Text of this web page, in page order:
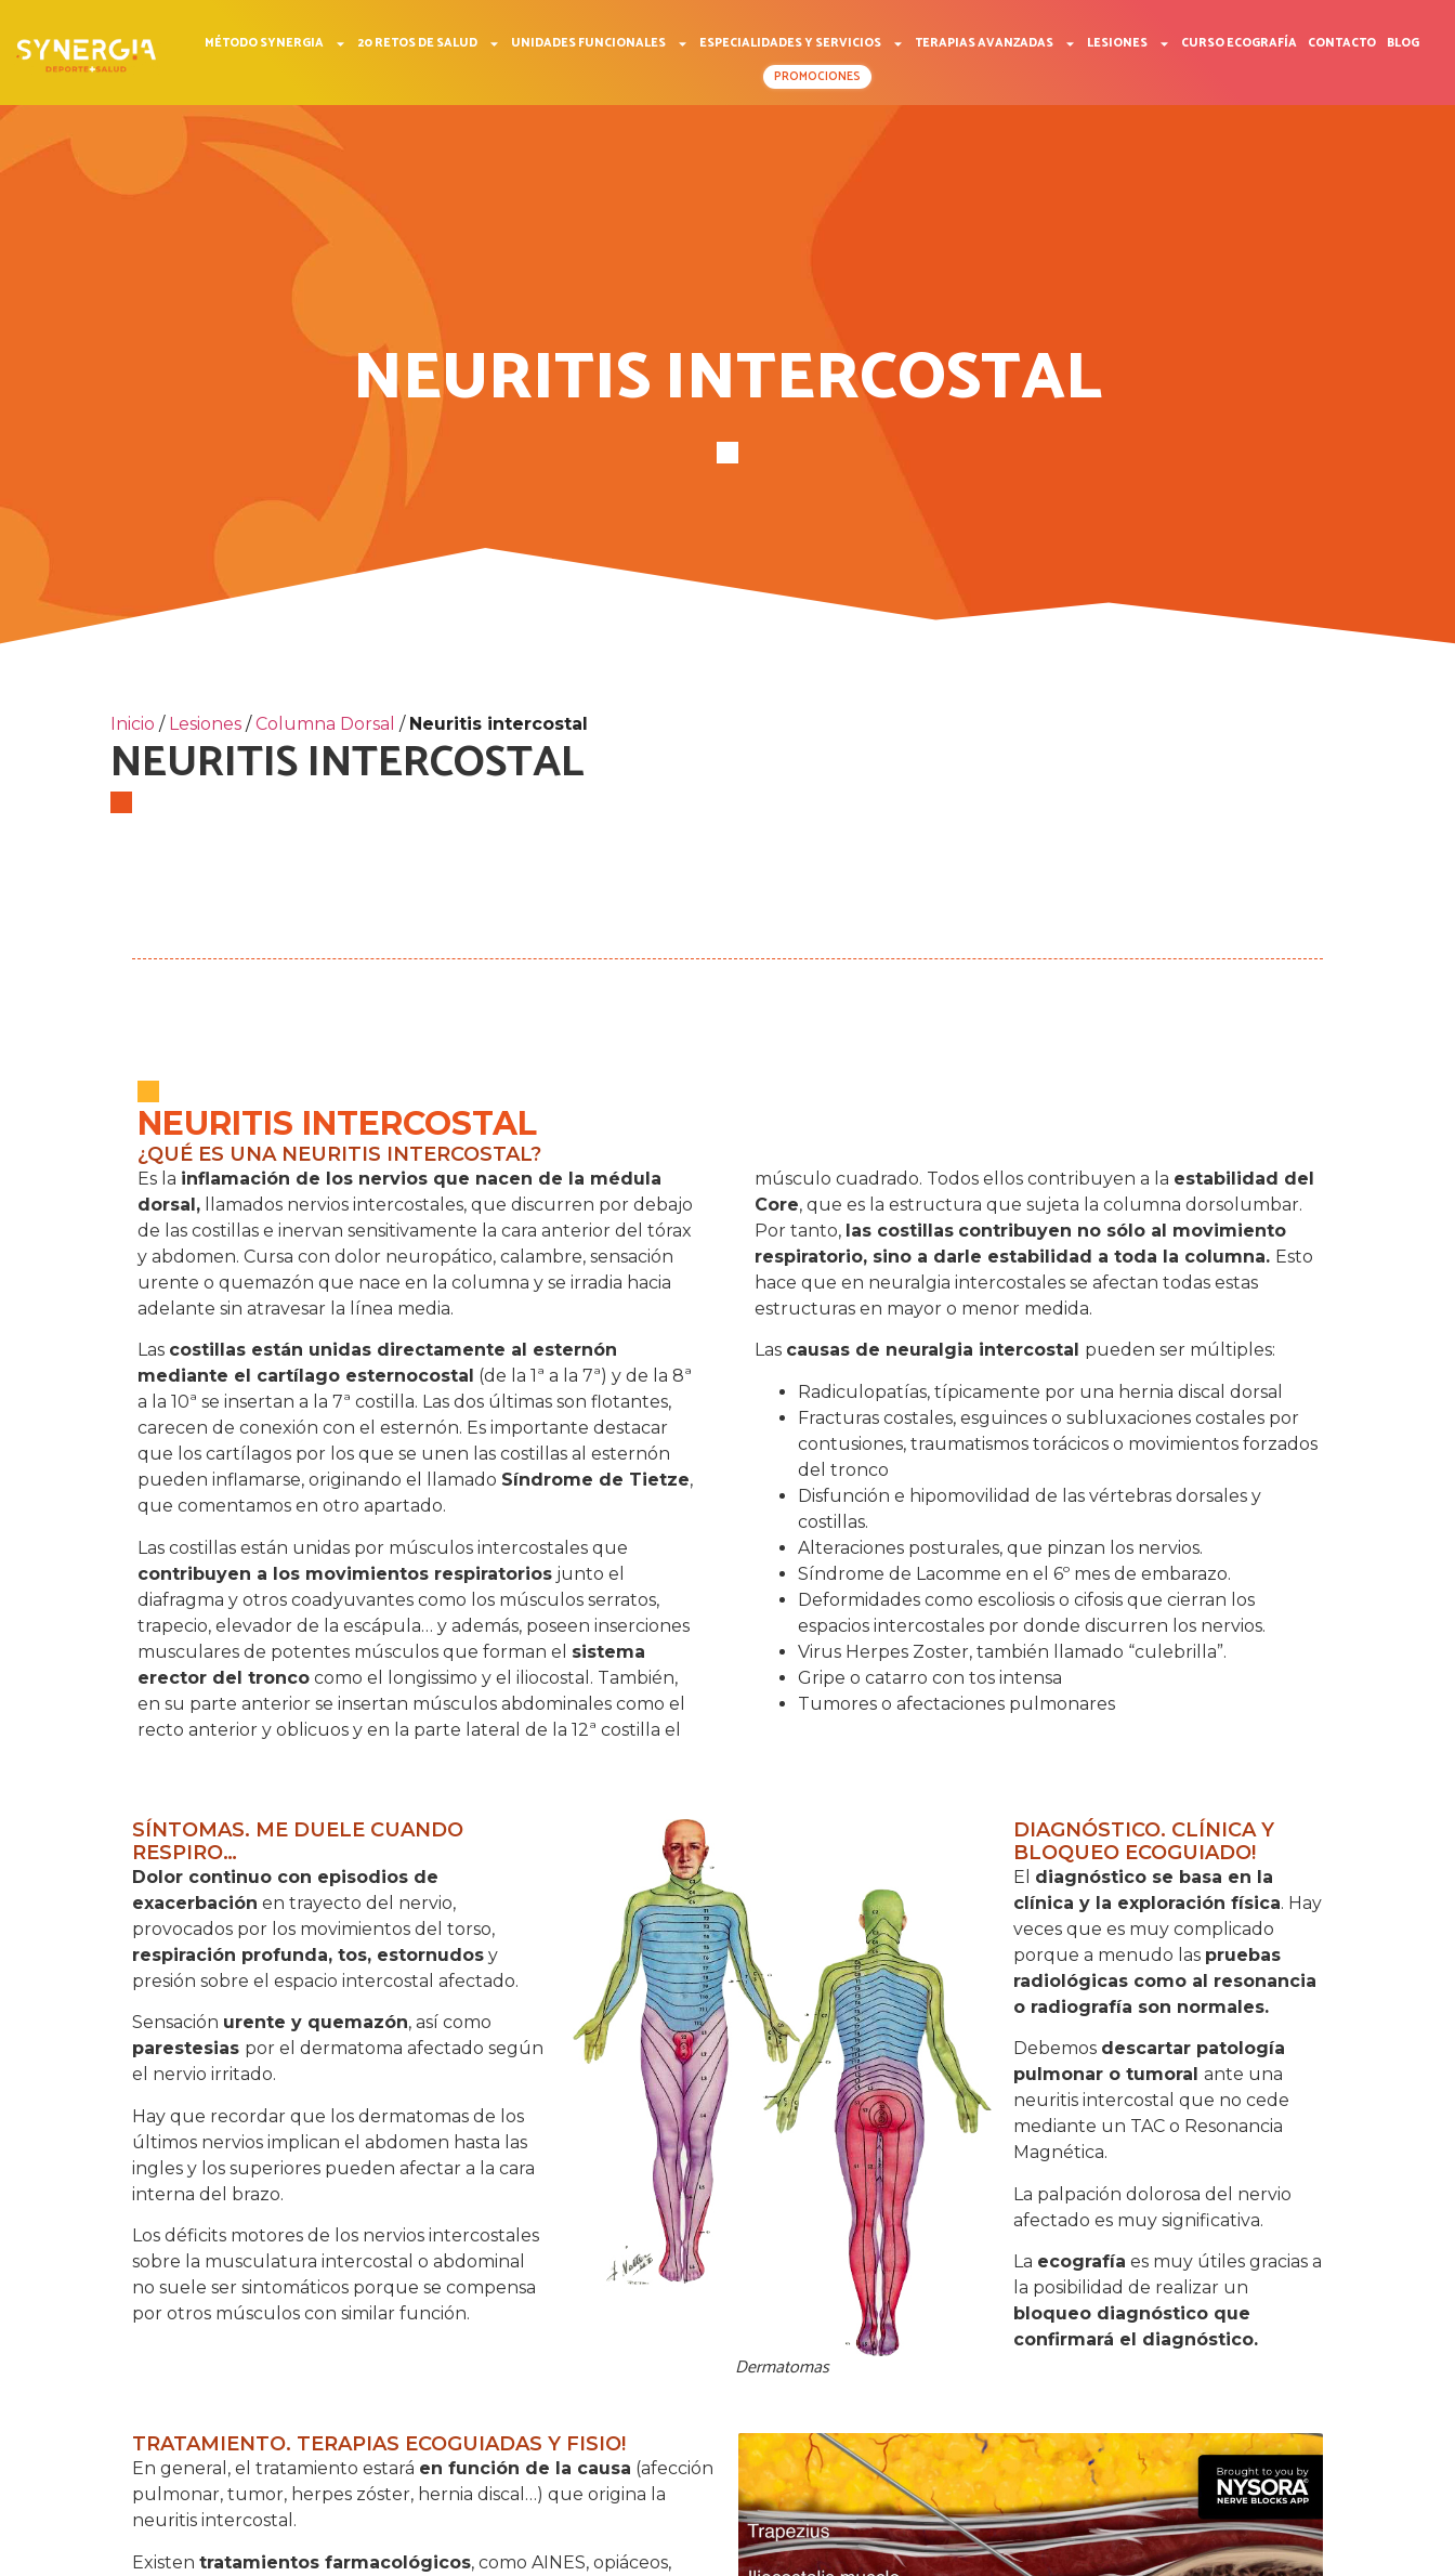
MÉTODO SYNERGIA 20 RETOS DE SALUD UNIDADES FUNCIONALES ESPECIALIDADES Y SERVICIOS TERAPIAS AVANZADAS LESIONES CURSO ECOGRAFÍA CONTACTO
BLOG
PROMOCIONES
NEURITIS INTERCOSTAL
Inicio / Lesiones /Columna Dorsal / Neuritis intercostal
NEURITIS INTERCOSTAL
NEURITIS INTERCOSTAL
¿QUÉ ES UNA NEURITIS INTERCOSTAL?
Es la inflamación de los nervios que nacen de la médula
dorsal, llamados nervios intercostales, que discurren por debajo
de las costillas e inervan sensitivamente la cara anterior del tórax
y abdomen. Cursa con dolor neuropático, calambre, sensación
urente o quemazón que nace en la columna y se irradia hacia
adelante sin atravesar la línea media.
Las costillas están unidas directamente al esternón
mediante el cartílago esternocostal (de la 1ª a la 7ª) y de la 8ª
a la 10ª se insertan a la 7ª costilla. Las dos últimas son flotantes,
carecen de conexión con el esternón. Es importante destacar
que los cartílagos por los que se unen las costillas al esternón
pueden inflamarse, originando el llamado Síndrome de Tietze,
que comentamos en otro apartado.
Las costillas están unidas por músculos intercostales que
contribuyen a los movimientos respiratorios junto el
diafragma y otros coadyuvantes como los músculos serratos,
trapecio, elevador de la escápula… y además, poseen inserciones
musculares de potentes músculos que forman el sistema
erector del tronco como el longissimo y el iliocostal. También,
en su parte anterior se insertan músculos abdominales como el
recto anterior y oblicuos y en la parte lateral de la 12ª costilla el
músculo cuadrado. Todos ellos contribuyen a la estabilidad del
Core, que es la estructura que sujeta la columna dorsolumbar.
Por tanto, las costillas contribuyen no sólo al movimiento
respiratorio, sino a darle estabilidad a toda la columna. Esto
hace que en neuralgia intercostales se afectan todas estas
estructuras en mayor o menor medida.
Las causas de neuralgia intercostal pueden ser múltiples:
Radiculopatías, típicamente por una hernia discal dorsal
Fracturas costales, esguinces o subluxaciones costales por
contusiones, traumatismos torácicos o movimientos forzados
del tronco
Disfunción e hipomovilidad de las vértebras dorsales y
costillas.
Alteraciones posturales, que pinzan los nervios.
Síndrome de Lacomme en el 6º mes de embarazo.
Deformidades como escoliosis o cifosis que cierran los
espacios intercostales por donde discurren los nervios.
Virus Herpes Zoster, también llamado “culebrilla”.
Gripe o catarro con tos intensa
Tumores o afectaciones pulmonares
SÍNTOMAS. ME DUELE CUANDO
RESPIRO…
Dolor continuo con episodios de
exacerbación en trayecto del nervio,
provocados por los movimientos del torso,
respiración profunda, tos, estornudos y
presión sobre el espacio intercostal afectado.
Sensación urente y quemazón, así como
parestesias por el dermatoma afectado según
el nervio irritado.
Hay que recordar que los dermatomas de los
últimos nervios implican el abdomen hasta las
ingles y los superiores pueden afectar a la cara
interna del brazo.
Los déficits motores de los nervios intercostales
sobre la musculatura intercostal o abdominal
no suele ser sintomáticos porque se compensa
por otros músculos con similar función.
Dermatomas
DIAGNÓSTICO. CLÍNICA Y
BLOQUEO ECOGUIADO!
El diagnóstico se basa en la
clínica y la exploración física. Hay
veces que es muy complicado
porque a menudo las pruebas
radiológicas como al resonancia
o radiografía son normales.
Debemos descartar patología
pulmonar o tumoralante una
neuritis intercostal que no cede
mediante un TAC o Resonancia
Magnética.
La palpación dolorosa del nervio
afectado es muy significativa.
La ecografía es muy útiles gracias a
la posibilidad de realizar un
bloqueo diagnóstico que
confirmará el diagnóstico.
TRATAMIENTO. TERAPIAS ECOGUIADAS Y FISIO!
En general, el tratamiento estará en función de la causa (afección
pulmonar, tumor, herpes zóster, hernia discal…) que origina la
neuritis intercostal.
Existen tratamientos farmacológicos, como AINES, opiáceos,